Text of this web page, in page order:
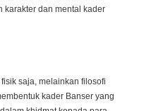
karakter dan mental kader
saja, melainkan filosofi
kader Banser yang